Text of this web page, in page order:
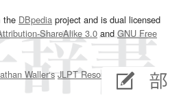
the DBpedia project and is dual licensed
ShareAlike 3.0and GNU Free
Waller‘s JLPT Resourcespage.